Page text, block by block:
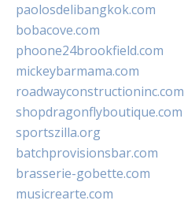
paolosdelibangkok.com
bobacove.com
phoone24brookfield.com
mickeybarmama.com
roadwayconstructioninc.com
shopdragonflyboutique.com
sportszilla.org
batchprovisionsbar.com
brasserie-gobette.com
musicrearte.com